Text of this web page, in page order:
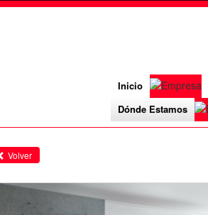
Inicio
Dónde Estamos
Volver